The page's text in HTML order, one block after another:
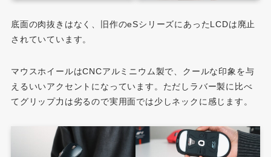
底面の肉抜きはなく、旧作のeSシリーズにあったLCDは廃止
されていています。
マウスホイールはCNCアルミニウム製で、クールな印象を与
えるいいアクセントになっています。ただしラバー製に比べ
てグリップ力は劣るので実用面では少しネックに感じます。